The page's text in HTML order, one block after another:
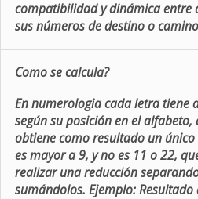
compatibilidad y dinámica entre
sus números de destino o
Como se calcula?
En numerologia cada letra tiene
según su posición en el
obtiene como resultado un
es mayor a 9, y no es 11 o 22,
realizar una reducción
sumándolos. Ejemplo: